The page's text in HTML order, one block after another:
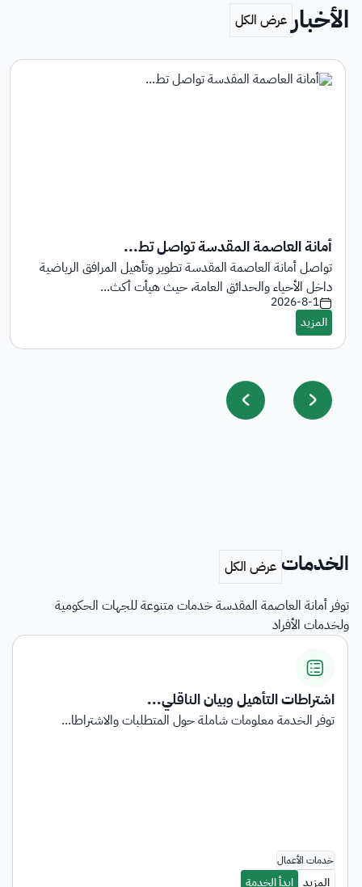
الأخبار
أمانة العاصمة المقدسة تواصل تط...
تواصل أمانة العاصمة المقدسة تطوير وتأهيل المرافق الرياضية
داخل الأحياء والحدائق العامة، حيث هيأت أكث...
2026-8-1
الخدمات
توفر أمانة العاصمة المقدسة خدمات متنوعة للجهات الحكومية
ولخدمات الأفراد
اشتراطات التأهيل وبيان الناقلي...
توفر الخدمة معلومات شاملة حول المتطلبات والاشتراطا...